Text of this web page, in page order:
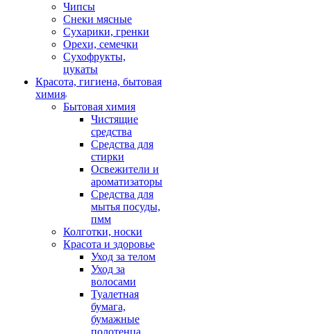
Чипсы
Снеки мясные
Сухарики, гренки
Орехи, семечки
Сухофрукты,
цукаты
Красота, гигиена, бытовая
химия
Бытовая химия
Чистящие
средства
Средства для
стирки
Освежители и
ароматизаторы
Средства для
мытья посуды,
пмм
Колготки, носки
Красота и здоровье
Уход за телом
Уход за
волосами
Туалетная
бумага,
бумажные
полотенца,